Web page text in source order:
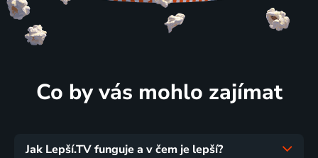
Co by vás mohlo zajímat
Jak Lepší.TV funguje a v čem je lepší?